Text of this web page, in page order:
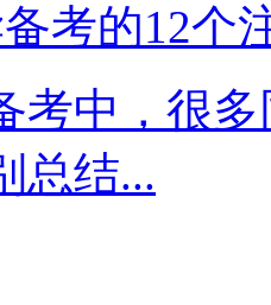
考的12个
考中，很
总结...